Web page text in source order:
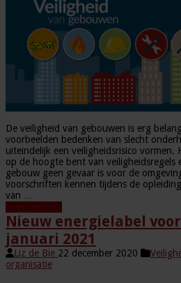
De veiligheid van gebouwen is erg
voorbeelden bedenken van slecht
uiteindelijk een veiligheidsrisico vormen.
op de hoogte bent van
gebouw geen gevaar is voor de
voorschriften kennen tijdens de
van …
Nieuw energielabel
januari 2021
Liz de Bie 22 december 2020
organisatie